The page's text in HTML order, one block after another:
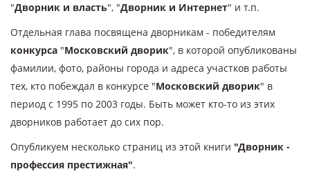
"Дворник и власть", "Дворник и Интернет" и т.п.
Отдельная глава посвящена дворникам - победителям
конкурса "Московский дворик", в которой опубликованы
фамилии, фото, районы города и адреса участков работы
тех, кто побеждал в конкурсе "Московский дворик" в
период с 1995 по 2003 годы. Быть может кто-то из этих
дворников работает до сих пор.
Опубликуем несколько страниц из этой книги "Дворник -
профессия престижная".